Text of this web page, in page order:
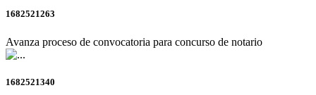
1682521263
Avanza proceso de convocatoria para concurso de notario
1682521340